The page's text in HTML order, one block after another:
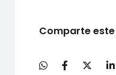
Comparte